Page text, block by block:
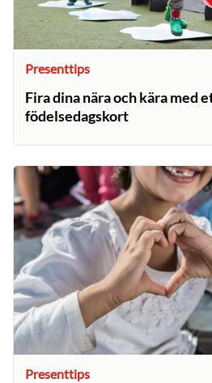
Presenttips
Fira dina nära och kära med
födelsedagskort
Presenttips